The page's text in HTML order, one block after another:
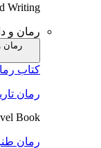
Writing
رمان و
رمان
کتاب
رمان
Book
رمان